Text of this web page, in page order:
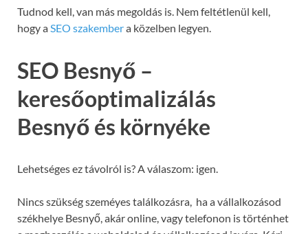
Tudnod kell, van más megoldás is. Nem feltétlenül kell,
hogy aSEO szakembera közelben legyen.
SEO Besnyő –
keresőoptimalizálás
Besnyő és környéke
Lehetséges ez távolról is? A válaszom: igen.
Nincs szükség szeméyes találkozásra, ha a vállalkozásod
székhelye Besnyő, akár online, vagy telefonon is történhet